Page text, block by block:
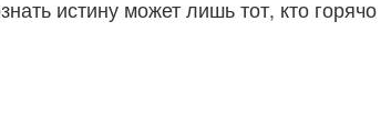
истину может лишь тот, кто горячо